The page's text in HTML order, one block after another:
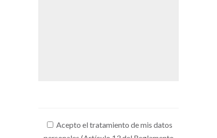
Acepto el tratamiento de mis datos